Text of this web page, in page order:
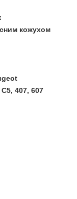
кожухом
407, 607